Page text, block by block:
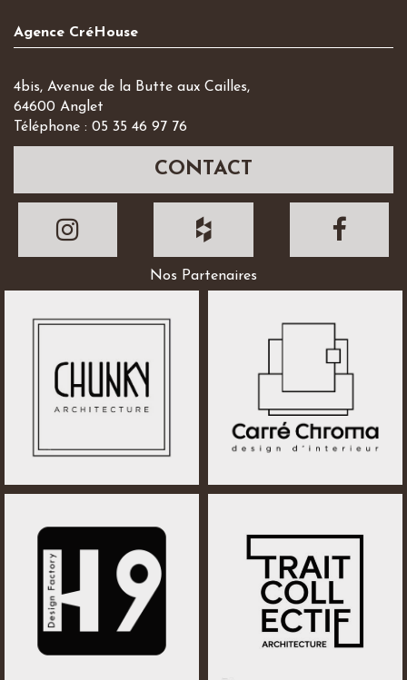
Agence CréHouse
4bis, Avenue de la Butte aux Cailles,
64600 Anglet
Téléphone : 05 35 46 97 76
CONTACT
Nos Partenaires